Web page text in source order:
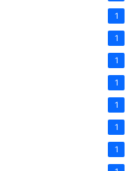
1
1
1
1
1
1
1